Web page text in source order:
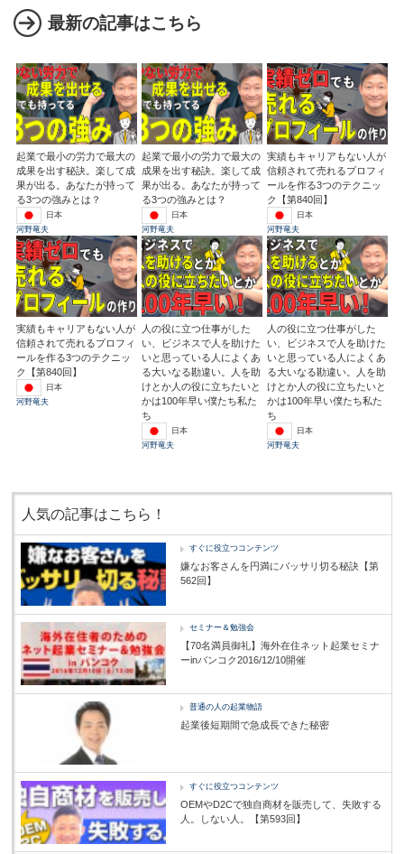
最新の記事はこちら
起業で最小の労力で最大の
成果を出す秘訣。楽して成
果が出る。あなたが持って
る3つの強みとは？
日本
河野竜夫
起業で最小の労力で最大の
成果を出す秘訣。楽して成
果が出る。あなたが持って
る3つの強みとは？
日本
河野竜夫
実績もキャリアもない人が
信頼されて売れるプロフィ
ールを作る3つのテクニッ
ク【第840回】
日本
河野竜夫
実績もキャリアもない人が
信頼されて売れるプロフィ
ールを作る3つのテクニッ
ク【第840回】
日本
河野竜夫
人の役に立つ仕事がした
い、ビジネスで人を助けた
いと思っている人によくあ
る大いなる勘違い。人を助
けとか人の役に立ちたいと
かは100年早い僕たち私た
ち
日本
河野竜夫
人の役に立つ仕事がした
い、ビジネスで人を助けた
いと思っている人によくあ
る大いなる勘違い。人を助
けとか人の役に立ちたいと
かは100年早い僕たち私た
ち
日本
河野竜夫
人気の記事はこちら！
すぐに役立つコンテンツ
嫌なお客さんを円満にバッサリ切る秘訣【第
562回】
セミナー＆勉強会
【70名満員御礼】海外在住ネット起業セミナ
ーinバンコク2016/12/10開催
普通の人の起業物語
起業後短期間で急成長できた秘密
すぐに役立つコンテンツ
OEMやD2Cで独自商材を販売して、失敗する
人。しない人。【第593回】